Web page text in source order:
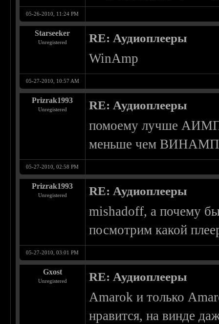
05-26-2010, 11:24 PM
Starseeker
Unregistered RE: Аудиоплееры
WinAmp
05-27-2010, 10:57 AM
Prizrak1993
Unregistered RE: Аудиоплееры
помоему лучше
меньше чем
05-27-2010, 02:58 PM
Prizrak1993
Unregistered RE: Аудиоплееры
mishadoff, а почему
посмотрим какой
05-27-2010, 03:01 PM
Gxost
Unregistered RE: Аудиоплееры
Amarok и только
нравится, на винде